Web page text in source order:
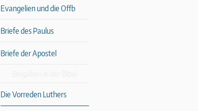
Evangelien und die Offb
Briefe des Paulus
Briefe der Apostel
Die Vorreden Luthers